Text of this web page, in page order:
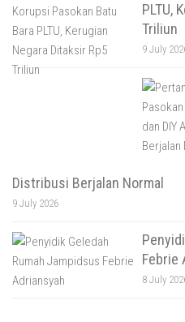
PLTU,
Triliun
9 July
Distribusi Berjalan Normal
9 July 2026
Febrie
8 July